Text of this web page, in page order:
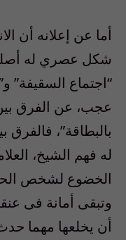
أما عن إعلانه أن
شكل عصري له أصله
“اجتماع السقيفة”
عجب، عن الفرق بين
بالبطاقة”، فالفرق
له فهم الشيخ،
الخضوع لشخص
وتبقى أمانة فى
أن يخلعها مهما